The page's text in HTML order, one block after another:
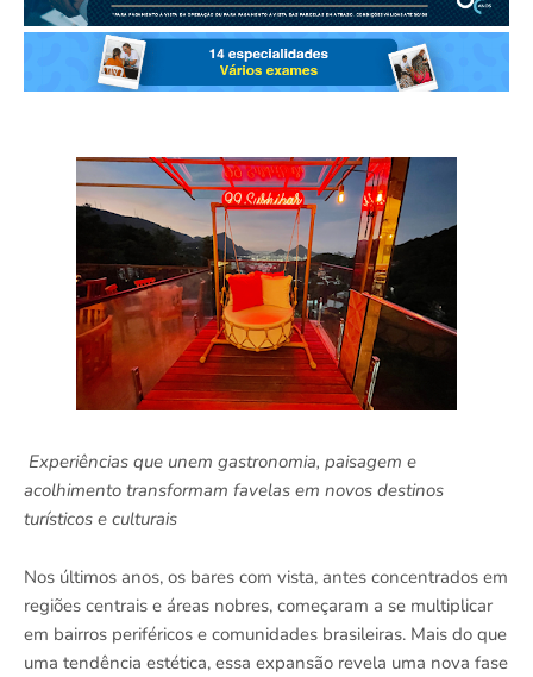
Experiências que unem gastronomia, paisagem e
acolhimento transformam favelas em novos destinos
turísticos e culturais
Nos últimos anos, os bares com vista, antes concentrados em
regiões centrais e áreas nobres, começaram a se multiplicar
em bairros periféricos e comunidades brasileiras. Mais do que
uma tendência estética, essa expansão revela uma nova fase